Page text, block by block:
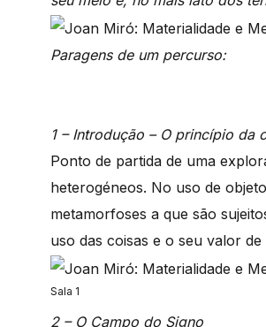
Paragens de um percurso:
1 – Introdução – O princípio da
Ponto de partida de uma
heterogéneos. No uso de
metamorfoses a que são
uso das coisas e o seu valor
Sala 1
2 – O Campo do Signo